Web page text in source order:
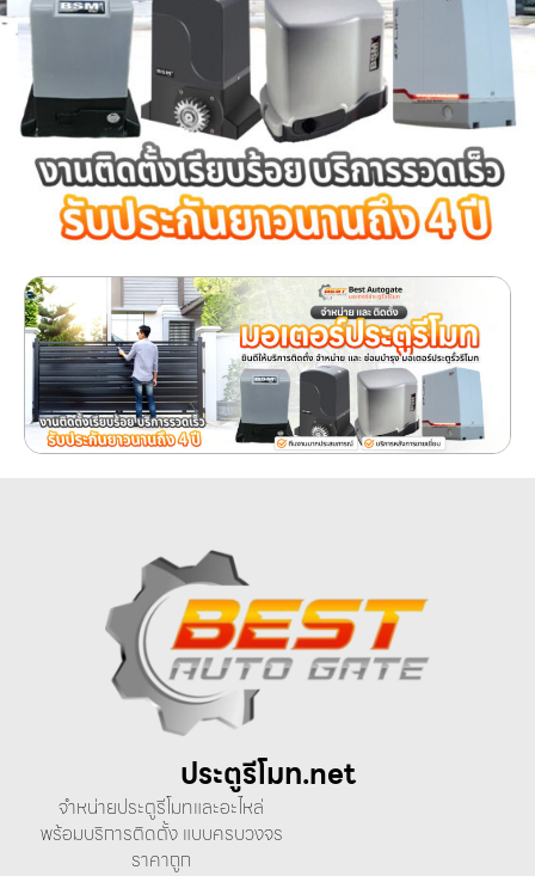
ประตูรีโมท.net
จำหน่ายประตูรีโมทและอะไหล่
พร้อมบริการติดตั้ง แบบครบวงจร
ราคาถูก